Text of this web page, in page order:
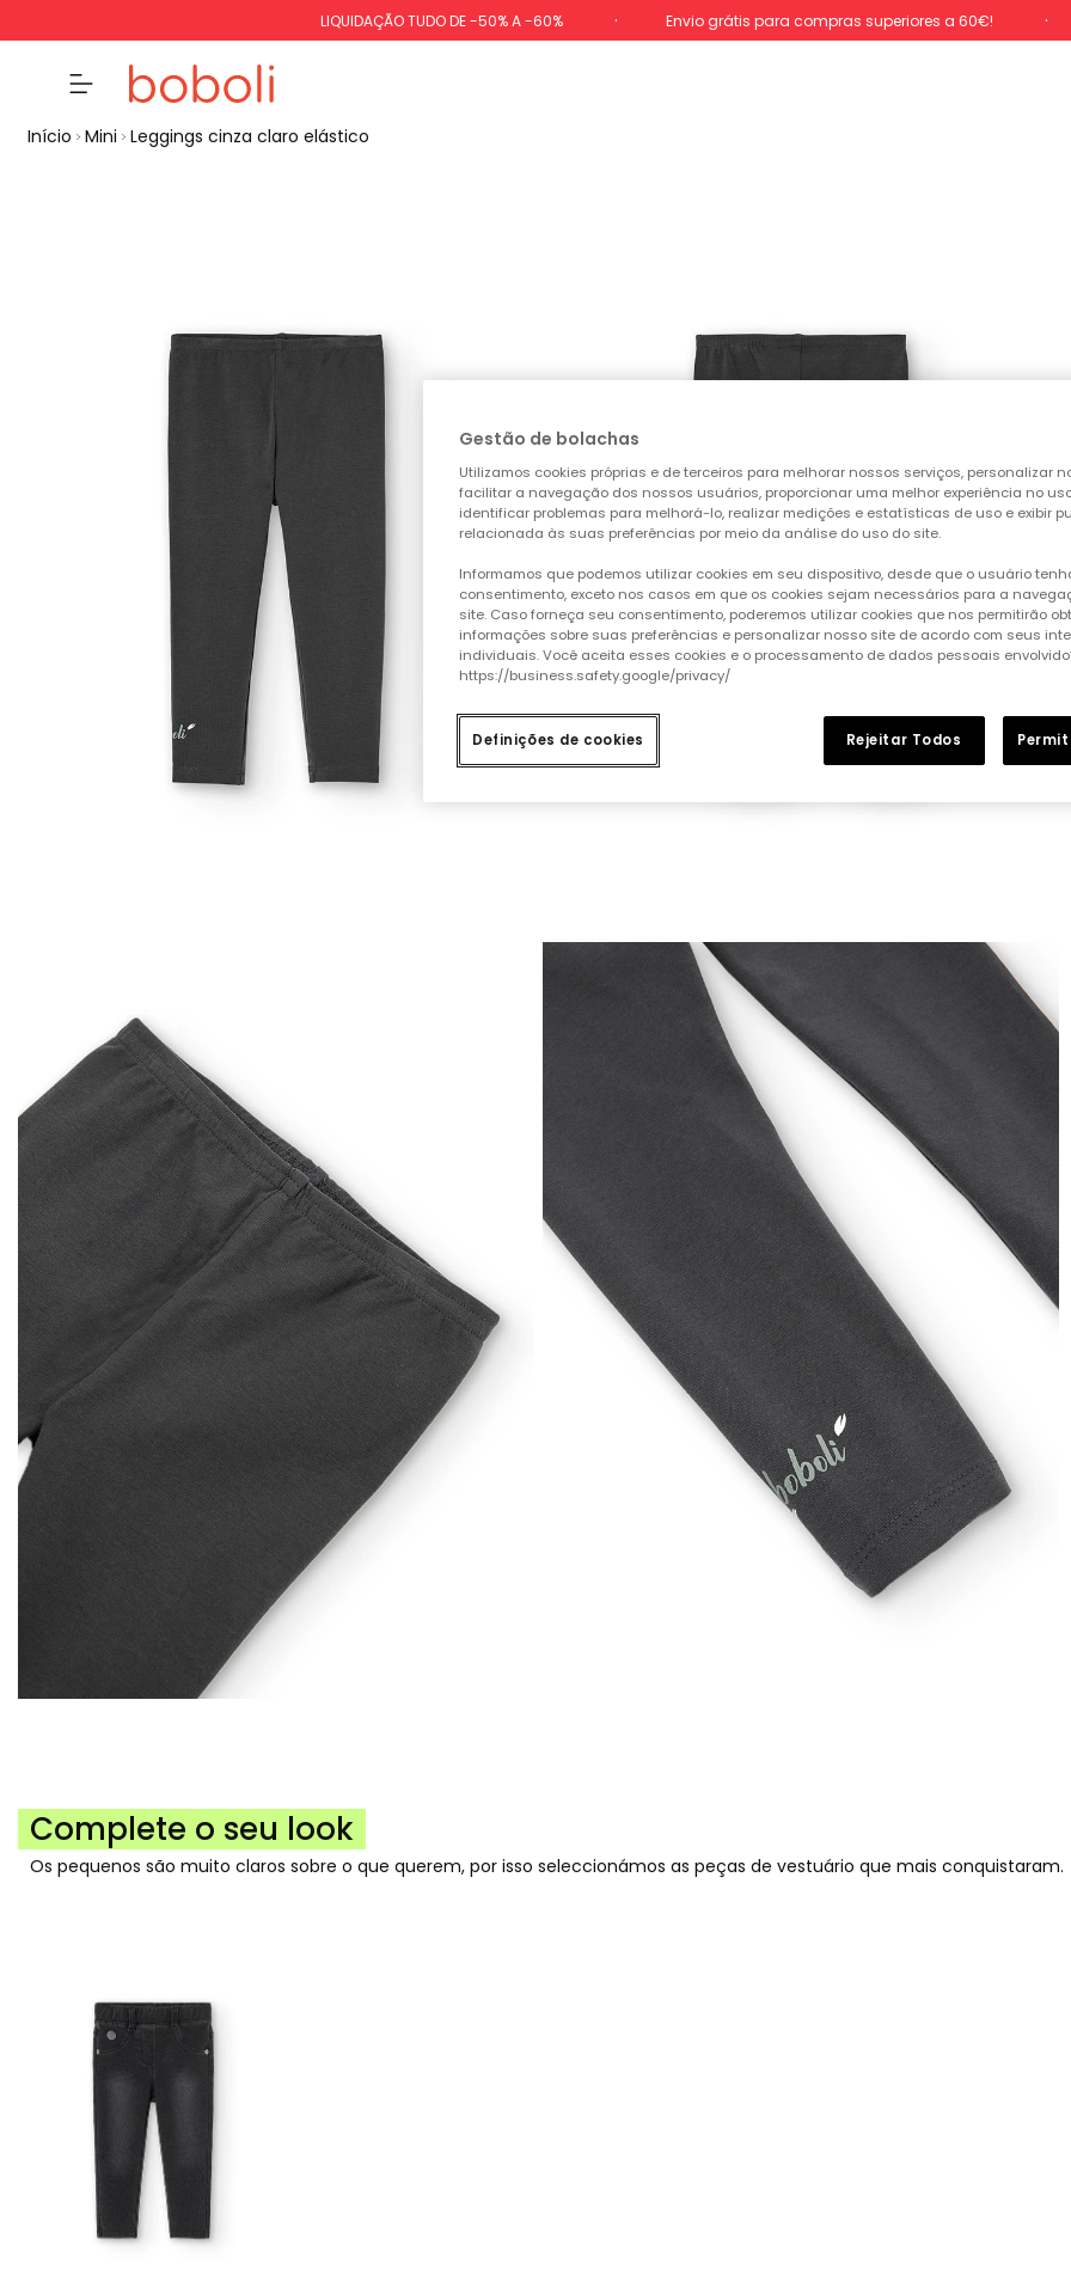
LIQUIDAÇÃO TUDO DE -50% A -60% Envio grátis para compras superiores a 60€!
Início Mini Leggings cinza claro elástico
Complete o seu look
Os pequenos são muito claros sobre o que querem, por isso seleccionámos as peças de vestuário que mais conquistaram.
Gestão de bolachas
Utilizamos cookies próprias e de terceiros para melhorar nossos serviços, personalizar
facilitar a navegação dos nossos usuários, proporcionar uma melhor experiência no
identificar problemas para melhorá-lo, realizar medições e estatísticas de uso e exibir
relacionada às suas preferências por meio da análise do uso do site.
Informamos que podemos utilizar cookies em seu dispositivo, desde que o usuário
consentimento, exceto nos casos em que os cookies sejam necessários para a
site. Caso forneça seu consentimento, poderemos utilizar cookies que nos permitirão
informações sobre suas preferências e personalizar nosso site de acordo com seus
individuais. Você aceita esses cookies e o processamento de dados pessoais
https://business.safety.google/privacy/
Definições de cookies Rejeitar Todos